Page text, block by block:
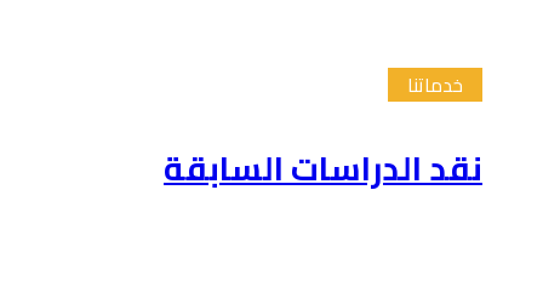
خدماتنا
نقد الدراسات السابقة